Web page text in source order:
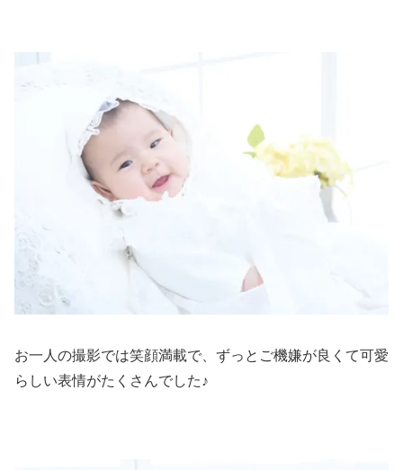
お一人の撮影では笑顔満載で、ずっとご機嫌が良くて可愛
らしい表情がたくさんでした♪